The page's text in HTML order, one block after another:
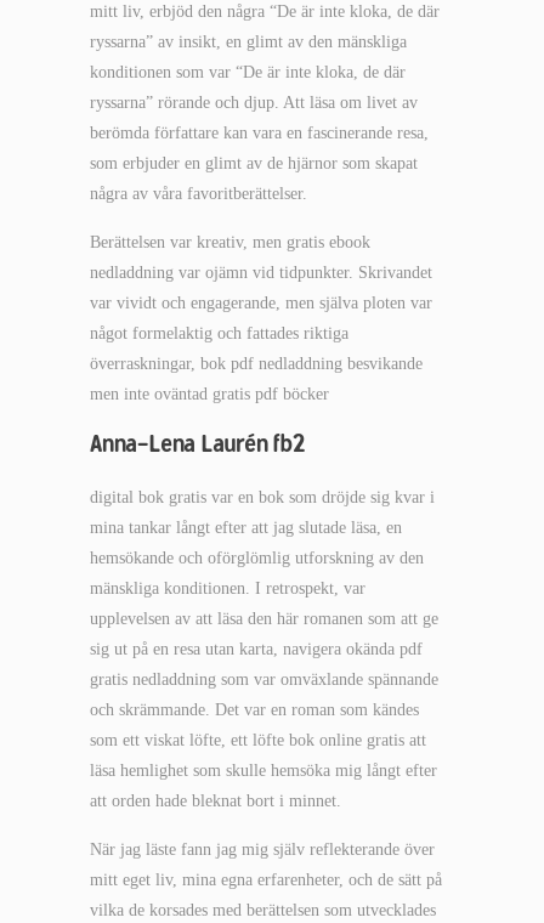
mitt liv, erbjöd den några “De är inte kloka, de där
ryssarna” av insikt, en glimt av den mänskliga
konditionen som var “De är inte kloka, de där
ryssarna” rörande och djup. Att läsa om livet av
berömda författare kan vara en fascinerande resa,
som erbjuder en glimt av de hjärnor som skapat
några av våra favoritberättelser.
Berättelsen var kreativ, men gratis ebook
nedladdning var ojämn vid tidpunkter. Skrivandet
var vividt och engagerande, men själva ploten var
något formelaktig och fattades riktiga
överraskningar, bok pdf nedladdning besvikande
men inte oväntad gratis pdf böcker
Anna-Lena Laurén fb2
digital bok gratis var en bok som dröjde sig kvar i
mina tankar långt efter att jag slutade läsa, en
hemsökande och oförglömlig utforskning av den
mänskliga konditionen. I retrospekt, var
upplevelsen av att läsa den här romanen som att ge
sig ut på en resa utan karta, navigera okända pdf
gratis nedladdning som var omväxlande spännande
och skrämmande. Det var en roman som kändes
som ett viskat löfte, ett löfte bok online gratis att
läsa hemlighet som skulle hemsöka mig långt efter
att orden hade bleknat bort i minnet.
När jag läste fann jag mig själv reflekterande över
mitt eget liv, mina egna erfarenheter, och de sätt på
vilka de korsades med berättelsen som utvecklades